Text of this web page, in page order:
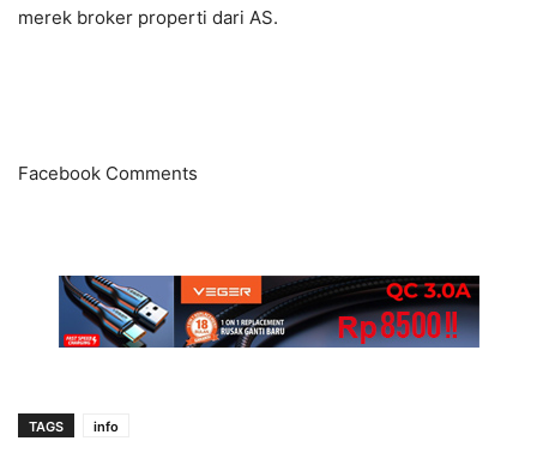
merek broker properti dari AS.
Facebook Comments
TAGS info